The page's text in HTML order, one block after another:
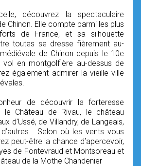
découvrez la spectaculaire
Chinon. Elle compte parmi les plus
de France, et sa silhouette
toutes se dresse fièrement au-
de Chinon depuis le 10e
vol en montgolfière au-dessus de
également admirer la vieille ville
de découvrir la forteresse
le Château de Rivau, le château
d’Ussé, de Villandry, de Langeais,
Selon où les vents vous
peut-être la chance d’apercevoir,
de Fontevraud et Montsoreau et
de la Mothe Chandenier